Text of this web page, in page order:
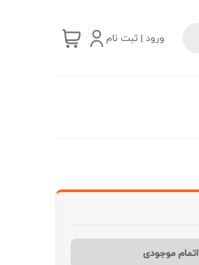
ورود | ثبت نام
اتمام موجودی